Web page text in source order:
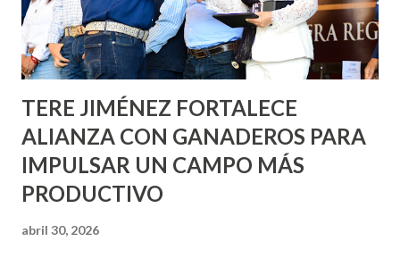
Asunción, Avenida Alameda y Decreto 27 de Septiembre, en
los edificios FOVISSSTE Ojo de Agua, en la comunidad
Norias de Paso Hondo y en los edificios de...
TERE JIMÉNEZ FORTALECE
ALIANZA CON GANADEROS PARA
IMPULSAR UN CAMPO MÁS
PRODUCTIVO
abril 30, 2026